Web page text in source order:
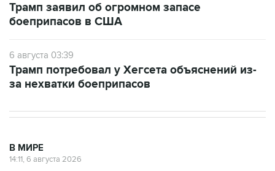
Трамп заявил об огромном запасе
боеприпасов в США
6 августа 03:39
Трамп потребовал у Хегсета объяснений из-
за нехватки боеприпасов
В МИРЕ
14:11, 6 августа 2026